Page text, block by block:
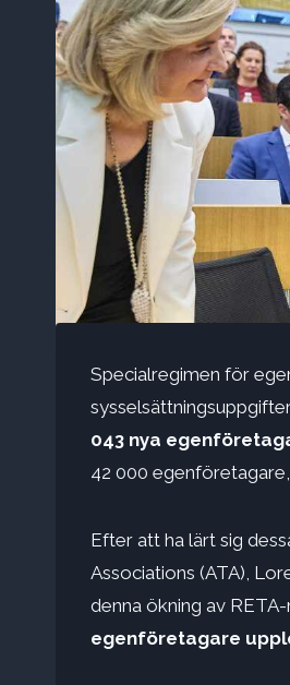
Specialregimen för
043 nya
42 000
Efter att ha lärt sig
Associations (ATA),
denna ökning av
egenföretagare